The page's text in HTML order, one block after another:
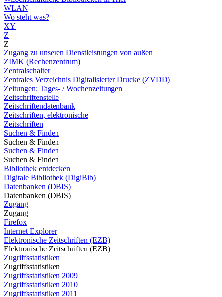
WLAN
Wo steht was?
XY
Z
Z
Zugang zu unseren Dienstleistungen von außen
ZIMK (Rechenzentrum)
Zentralschalter
Zentrales Verzeichnis Digitalisierter Drucke (ZVDD)
Zeitungen: Tages- / Wochenzeitungen
Zeitschriftenstelle
Zeitschriftendatenbank
Zeitschriften, elektronische
Zeitschriften
Suchen & Finden
Suchen & Finden
Suchen & Finden
Suchen & Finden
Bibliothek entdecken
Digitale Bibliothek (DigiBib)
Datenbanken (DBIS)
Datenbanken (DBIS)
Zugang
Zugang
Firefox
Internet Explorer
Elektronische Zeitschriften (EZB)
Elektronische Zeitschriften (EZB)
Zugriffsstatistiken
Zugriffsstatistiken
Zugriffsstatistiken 2009
Zugriffsstatistiken 2010
Zugriffsstatistiken 2011